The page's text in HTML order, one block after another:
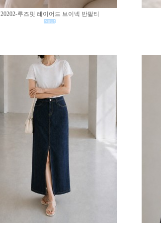
20202-루즈핏 레이어드 브이넥 반팔티